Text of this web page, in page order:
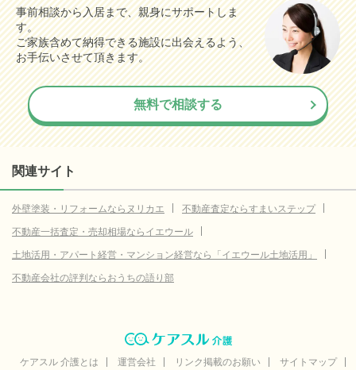
事前相談から入居まで、親身にサポートしま
す。
ご家族含めて納得できる施設に出会えるよう、
お手伝いさせて頂きます。
無料で相談する
関連サイト
外壁塗装・リフォームならヌリカエ
不動産査定ならすまいステップ
不動産一括査定・売却相場ならイエウール
土地活用・アパート経営・マンション経営なら「イエウール土地活用」
不動産会社の評判ならおうちの語り部
ケアスル 介護とは 運営会社 リンク掲載のお願い サイトマップ